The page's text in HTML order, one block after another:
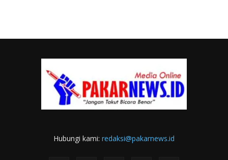
Hubungi kami: redaksi@pakarnews.id